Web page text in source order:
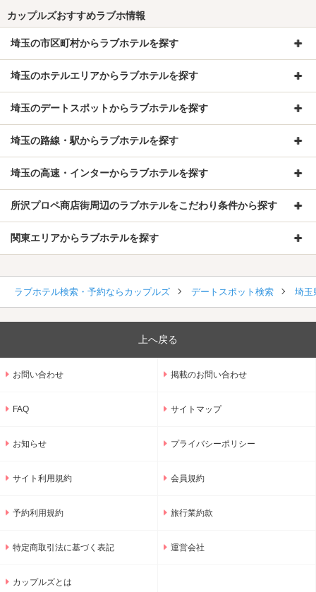
カップルズおすすめラブホ情報
埼玉の市区町村からラブホテルを探す
埼玉のホテルエリアからラブホテルを探す
埼玉のデートスポットからラブホテルを探す
埼玉の路線・駅からラブホテルを探す
埼玉の高速・インターからラブホテルを探す
所沢プロペ商店街周辺のラブホテルをこだわり条件から探す
関東エリアからラブホテルを探す
ラブホテル検索・予約ならカップルズ デートスポット検索 埼玉
上へ戻る
お問い合わせ 掲載のお問い合わせ
FAQ サイトマップ
お知らせ プライバシーポリシー
サイト利用規約 会員規約
予約利用規約 旅行業約款
特定商取引法に基づく表記 運営会社
カップルズとは